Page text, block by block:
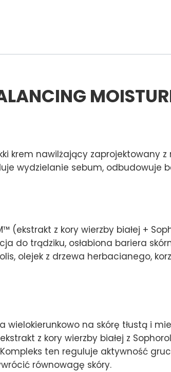
krem nawilżający zaprojektowany z
wydzielanie sebum, odbudowuje
(ekstrakt z kory wierzby białej +
do trądziku, osłabiona bariera
olejek z drzewa herbacianego,
wielokierunkowo na skórę tłustą i
ekstrakt z kory wierzby białej z
ten reguluje aktywność
równowagę skóry.